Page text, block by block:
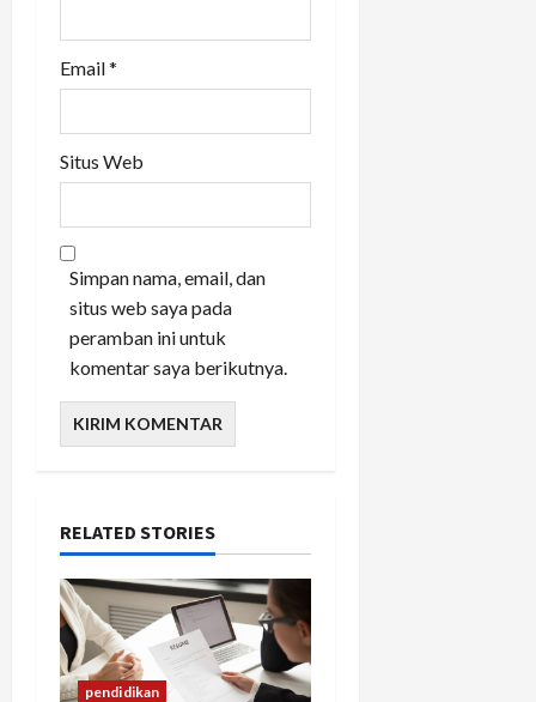
Email*
Situs Web
Simpan nama, email, dan
situs web saya pada
peramban ini untuk
komentar saya berikutnya.
RELATED STORIES
pendidikan